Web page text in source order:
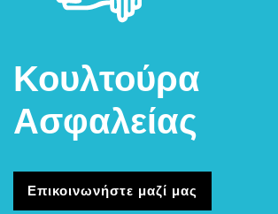
Κουλτούρα
Ασφαλείας
Επικοινωνήστε μαζί μας